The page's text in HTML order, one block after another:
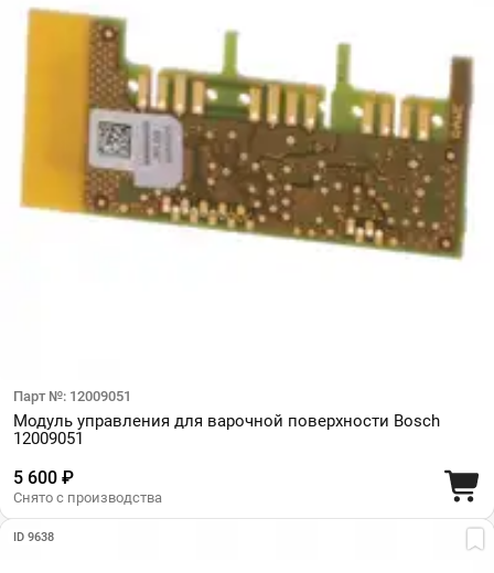
Парт №: 12009051
Модуль управления для варочной поверхности Bosch
12009051
5 600 ₽
Снято с производства
ID 9638